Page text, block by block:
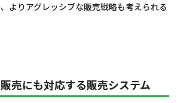
よりアグレッシブな販売戦略も考えられる
売にも対応する販売システム